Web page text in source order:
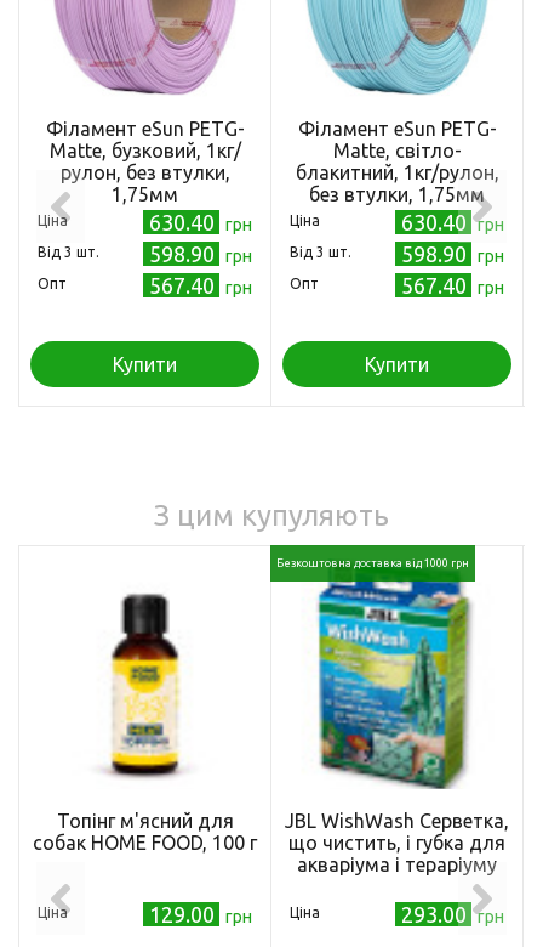
Філамент eSun PETG-
Matte, бузковий, 1кг/
рулон, без втулки,
1,75мм
Ціна 630.40 грн
Від 3 шт. 598.90 грн
Опт 567.40 грн
Купити
Філамент eSun PETG-
Matte, світло-
блакитний, 1кг/рулон,
без втулки, 1,75мм
Ціна 630.40 грн
Від 3 шт. 598.90 грн
Опт 567.40 грн
Купити
З цим купуляють
Топінг м'ясний для
собак HOME FOOD, 100 г
Ціна 129.00 грн
Безкоштовна доставка від 1000 грн
JBL WishWash Серветка,
що чистить, і губка для
акваріума і тераріуму
Ціна 293.00 грн